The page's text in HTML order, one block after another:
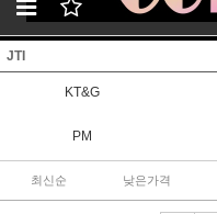
JTI
KT&G
PM
최신순 낮은가격